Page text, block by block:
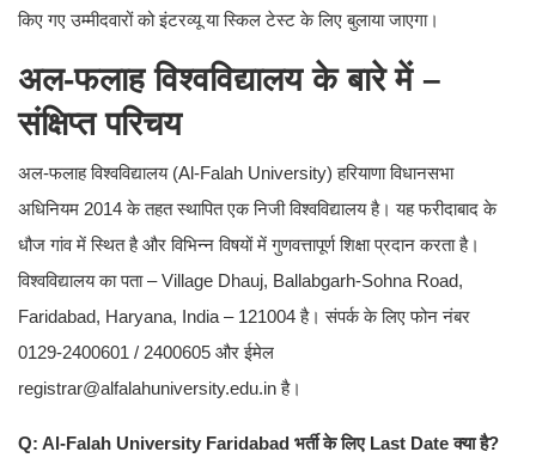
किए गए उम्मीदवारों को इंटरव्यू या स्किल टेस्ट के लिए बुलाया जाएगा।
अल-फलाह विश्वविद्यालय के बारे में –
संक्षिप्त परिचय
अल-फलाह विश्वविद्यालय (Al-Falah University) हरियाणा विधानसभा
अधिनियम 2014 के तहत स्थापित एक निजी विश्वविद्यालय है। यह फरीदाबाद के
धौज गांव में स्थित है और विभिन्न विषयों में गुणवत्तापूर्ण शिक्षा प्रदान करता है।
विश्वविद्यालय का पता – Village Dhauj, Ballabgarh-Sohna Road,
Faridabad, Haryana, India – 121004 है। संपर्क के लिए फोन नंबर
0129-2400601 / 2400605 और ईमेल
registrar@alfalahuniversity.edu.in है।
Q: Al-Falah University Faridabad भर्ती के लिए Last Date क्या है?